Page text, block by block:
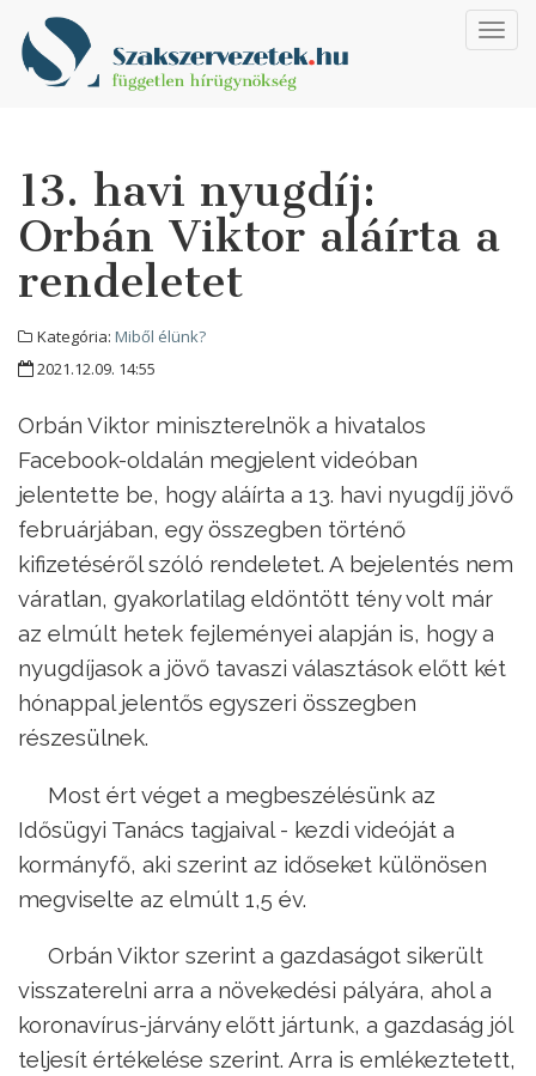
13. havi nyugdíj:
Orbán Viktor aláírta a
rendeletet
Kategória: Miből élünk?
2021.12.09. 14:55
Orbán Viktor miniszterelnök a hivatalos
Facebook-oldalán megjelent videóban
jelentette be, hogy aláírta a 13. havi nyugdíj jövő
februárjában, egy összegben történő
kifizetéséről szóló rendeletet. A bejelentés nem
váratlan, gyakorlatilag eldöntött tény volt már
az elmúlt hetek fejleményei alapján is, hogy a
nyugdíjasok a jövő tavaszi választások előtt két
hónappal jelentős egyszeri összegben
részesülnek.
Most ért véget a megbeszélésünk az
Idősügyi Tanács tagjaival - kezdi videóját a
kormányfő, aki szerint az időseket különösen
megviselte az elmúlt 1,5 év.
Orbán Viktor szerint a gazdaságot sikerült
visszaterelni arra a növekedési pályára, ahol a
koronavírus-járvány előtt jártunk, a gazdaság jól
teljesít értékelése szerint. Arra is emlékeztetett,